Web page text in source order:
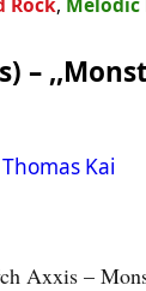
–
Thomas Kai
Axxis –